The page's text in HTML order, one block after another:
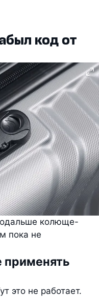
код от
колюще-
пока не
применять
это не работает.